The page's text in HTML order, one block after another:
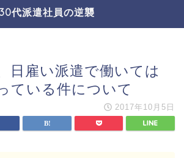
30代派遣社員の逆襲
日雇い派遣で働いては
ている件について
2017年10月5日